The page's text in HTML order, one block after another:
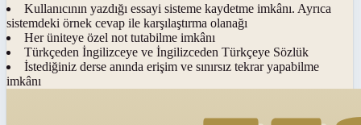
Kullanıcının yazdığı essayi sisteme kaydetme imkânı. Ayrıca
sistemdeki örnek cevap ile karşılaştırma olanağı
Her üniteye özel not tutabilme imkânı
Türkçeden İngilizceye ve İngilizceden Türkçeye Sözlük
İstediğiniz derse anında erişim ve sınırsız tekrar yapabilme
imkânı